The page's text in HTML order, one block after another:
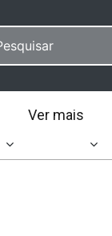
Ver mais